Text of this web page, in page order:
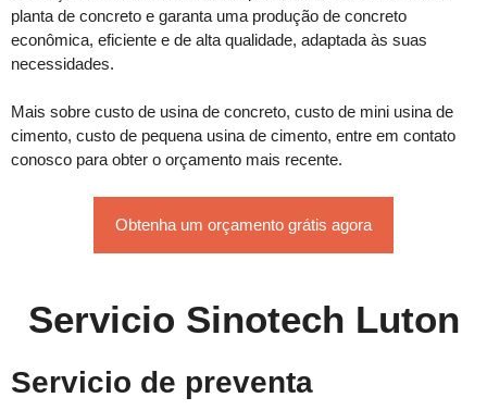
planta de concreto e garanta uma produção de concreto
econômica, eficiente e de alta qualidade, adaptada às suas
necessidades.
Mais sobre custo de usina de concreto, custo de mini usina de
cimento, custo de pequena usina de cimento, entre em contato
conosco para obter o orçamento mais recente.
Obtenha um orçamento grátis agora
Servicio Sinotech Luton
Servicio de preventa